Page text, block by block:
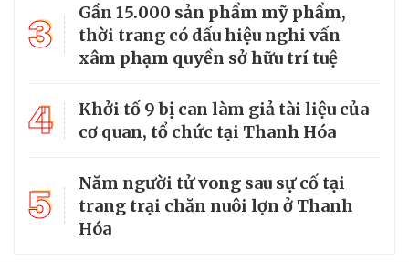
3
Gần 15.000 sản phẩm mỹ phẩm,
thời trang có dấu hiệu nghi vấn
xâm phạm quyền sở hữu trí tuệ
4
Khởi tố 9 bị can làm giả tài liệu của
cơ quan, tổ chức tại Thanh Hóa
5
Năm người tử vong sau sự cố tại
trang trại chăn nuôi lợn ở Thanh
Hóa